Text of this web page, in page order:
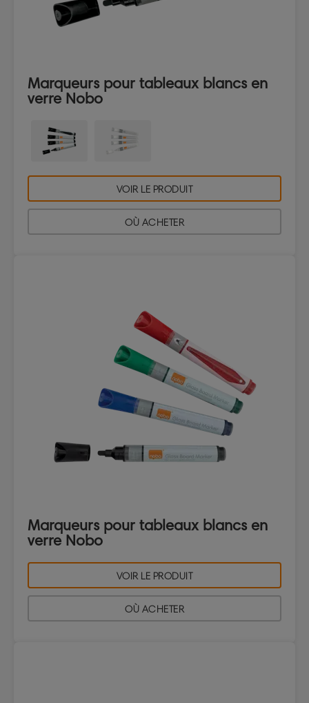
Marqueurs pour tableaux blancs en
verre Nobo
VOIR LE PRODUIT
OÙ ACHETER
Marqueurs pour tableaux blancs en
verre Nobo
VOIR LE PRODUIT
OÙ ACHETER